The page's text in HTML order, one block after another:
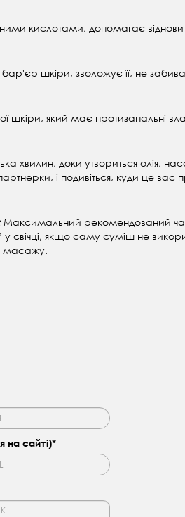
кислотами, допомагає
шкіри, зволожує її, не
​​шкіри, який має протизапальні
хвилин, доки утвориться
і подивіться, куди це вас
Максимальний рекомендований час
у свічці, якщо саму суміш не
масажу.
на сайті)*